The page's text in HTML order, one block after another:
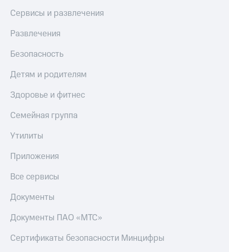
Сервисы и развлечения
Развлечения
Безопасность
Детям и родителям
Здоровье и фитнес
Семейная группа
Утилиты
Приложения
Все сервисы
Документы
Документы ПАО «МТС»
Сертификаты безопасности Минцифры